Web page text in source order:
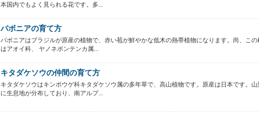
本国内でもよく見られる花です。多...
パボニアの育て方
パボニアはブラジルが原産の植物で、赤い苞が鮮やかな低木の熱帯植物になります。尚、この
はアオイ科、 ヤノネボンテンカ属...
キタダケソウの仲間の育て方
キタダケソウはキンポウゲ科キタダケソウ属の多年草で、高山植物です。原産は日本です。山
に生息地が分布しており、南アルプ...